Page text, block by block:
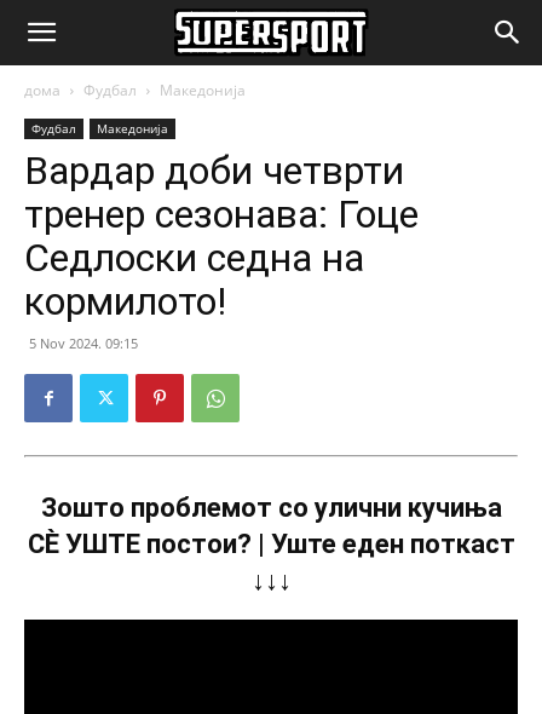
SuperSport.mk
дома Фудбал Македонија
Фудбал Македонија
Вардар доби четврти
тренер сезонава: Гоце
Седлоски седна на
кормилото!
5 Nov 2024. 09:15
Зошто проблемот со улични кучиња
СÈ УШТЕ постои? | Уште еден поткаст
↓↓↓